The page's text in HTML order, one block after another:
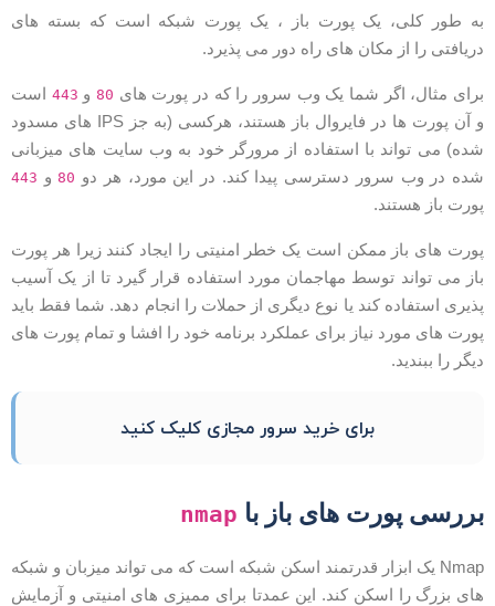
طور کلی، یک پورت باز ، یک پورت شبکه است که بسته های
را از مکان های راه دور می پذیرد.
مثال، اگر شما یک وب سرور را که در پورت های80و 443است
و آن پورت ها در فایروال باز هستند، هرکسی (به جز IPS های مسدود
می تواند با استفاده از مرورگر خود به وب سایت های میزبانی
در وب سرور دسترسی پیدا کند. در این مورد، هر دو80و 443
باز هستند.
های باز ممکن است یک خطر امنیتی را ایجاد کنند زیرا هر پورت
می تواند توسط مهاجمان مورد استفاده قرار گیرد تا از یک آسیب
استفاده کند یا نوع دیگری از حملات را انجام دهد. شما فقط باید
های مورد نیاز برای عملکرد برنامه خود را افشا و تمام پورت های
را ببندید.
برای خرید سرور مجازی کلیک کنید
پورت های باز باnmap
Nmap یک ابزار قدرتمند اسکن شبکه است که می تواند میزبان و شبکه
بزرگ را اسکن کند. این عمدتا برای ممیزی های امنیتی و آزمایش